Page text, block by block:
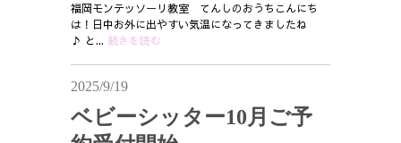
福岡モンテッソーリ教室 てんしのおうちこんにち
は！日中お外に出やすい気温になってきましたね
♪ と... 続きを読む
2025/9/19
ベビーシッター10月ご予